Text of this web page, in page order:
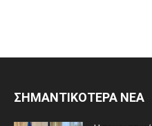
ΣΗΜΑΝΤΙΚΟΤΕΡΑ ΝΕΑ